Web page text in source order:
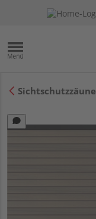
Sichtschutzzäune